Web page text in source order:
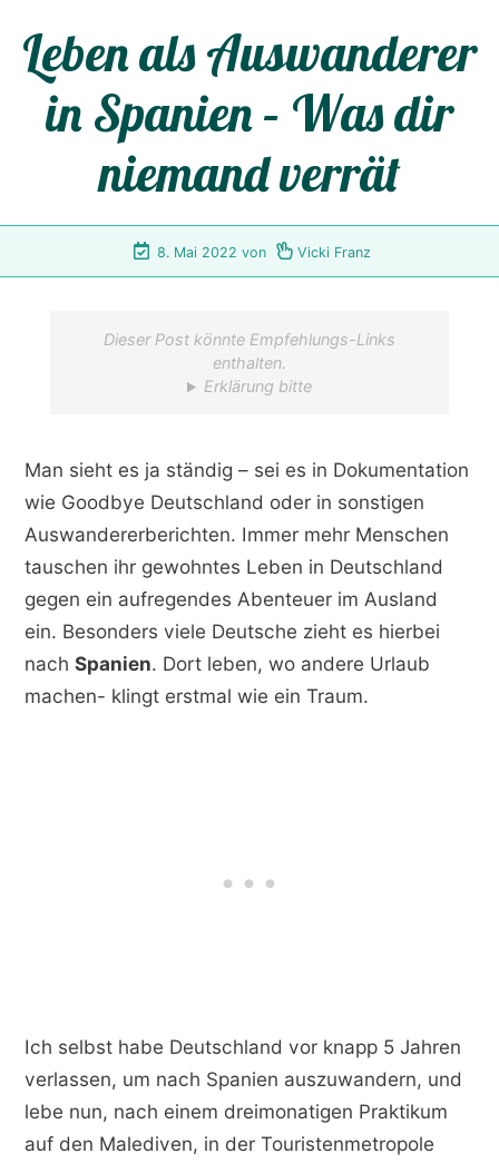
Leben als Auswanderer
in Spanien – Was dir
niemand verrät
8. Mai 2022 von Vicki Franz
Dieser Post könnte Empfehlungs-Links
enthalten.
Erklärung bitte
Man sieht es ja ständig – sei es in Dokumentation
wie Goodbye Deutschland oder in sonstigen
Auswandererberichten. Immer mehr Menschen
tauschen ihr gewohntes Leben in Deutschland
gegen ein aufregendes Abenteuer im Ausland
ein. Besonders viele Deutsche zieht es hierbei
nachSpanien. Dort leben, wo andere Urlaub
machen- klingt erstmal wie ein Traum.
Ich selbst habe Deutschland vor knapp 5 Jahren
verlassen, um nach Spanien auszuwandern, und
lebe nun, nach einem dreimonatigen Praktikum
auf den Malediven, in der Touristenmetropole